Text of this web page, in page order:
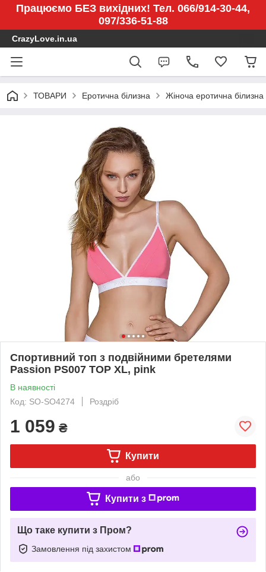
Працюємо БЕЗ вихідних! Тел. 066/914-30-44,
097/336-51-88
CrazyLove.in.ua
ТОВАРИ Еротична білизна Жіноча еротична білизна
Спортивний топ з подвійними бретелями
Passion PS007 TOP XL, pink
В наявності
Код: SO-SO4274
Роздріб
1 059 ₴
Купити
або
Купити з
Що таке купити з Пром?
Замовлення під захистом